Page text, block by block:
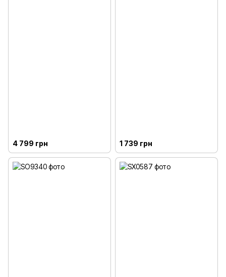
4 799 грн 1 739 грн